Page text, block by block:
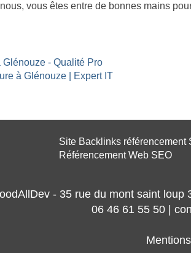
vous êtes entre de bonnes mains
- Qualité Pro
à Glénouze | Expert IT
Site Backlinks référencement
Référencement Web SEO
- 35 rue du mont saint loup
06 46 61 55 50 |